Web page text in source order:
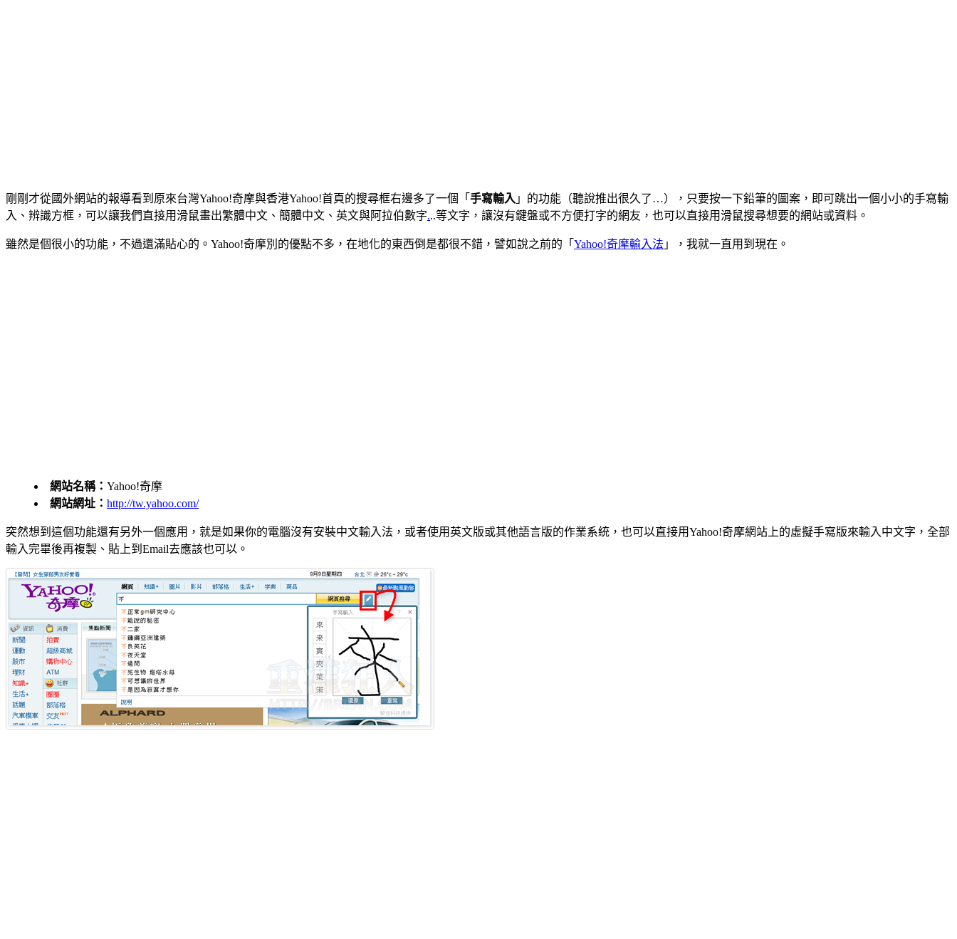
剛剛才從國外網站的報導看到原來台灣Yahoo!奇摩與香港Yahoo!首頁的搜尋框右邊多了一個「 手寫輸入 」的功能（聽說推出很久了…），只要按一下鉛筆的圖案，即可跳出一個小小的手寫輸
入、辨識方框，可以讓我們直接用滑鼠畫出繁體中文、簡體中文、英文與阿拉伯數字...等文字，讓沒有鍵盤或不方便打字的網友，也可以直接用滑鼠搜尋想要的網站或資料。
雖然是個很小的功能，不過還滿貼心的。Yahoo!奇摩別的優點不多，在地化的東西倒是都很不錯，譬如說之前的「 Yahoo!奇摩輸入法 」，我就一直用到現在。
網站名稱： Yahoo!奇摩
網站網址： http://tw.yahoo.com/
突然想到這個功能還有另外一個應用，就是如果你的電腦沒有安裝中文輸入法，或者使用英文版或其他語言版的作業系統，也可以直接用Yahoo!奇摩網站上的虛擬手寫版來輸入中文字，全部
輸入完畢後再複製、貼上到Email去應該也可以。